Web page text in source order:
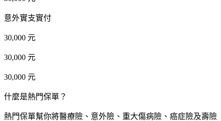
意外實支實付
30,000 元
30,000 元
30,000 元
什麼是熱門保單？
熱門保單幫你將醫療險、意外險、重大傷病險、癌症險及壽險